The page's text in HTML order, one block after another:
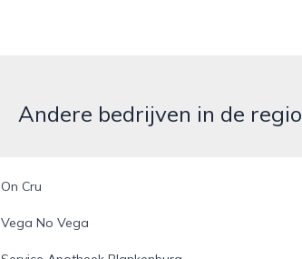
Andere bedrijven in de regio
On Cru
Vega No Vega